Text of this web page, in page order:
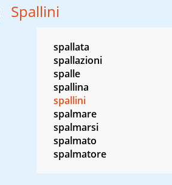
Spallini
spallata
spallazioni
spalle
spallina
spallini
spalmare
spalmarsi
spalmato
spalmatore